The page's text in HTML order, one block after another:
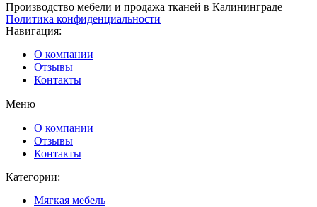
Производство мебели и продажа тканей в Калининграде
Политика конфиденциальности
Навигация:
О компании
Отзывы
Контакты
Меню
О компании
Отзывы
Контакты
Категории:
Мягкая мебель